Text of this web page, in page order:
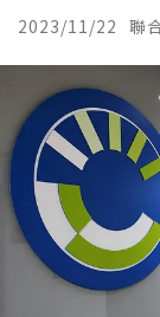
2023/11/22 聯